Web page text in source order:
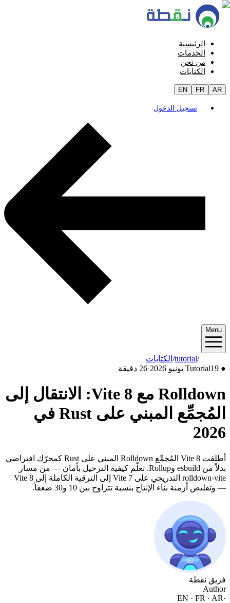
الرئيسية
الخدمات
من نحن
الكتابات
EN FR AR
تسجيل الدخول
Menu
الكتابات/tutorial
●
Tutorial19 يونيو 2026 ·26 دقيقة
Rolldown مع Vite 8: الانتقال إلى
المُجمِّع المبني على Rust في
2026
أطلقت Vite 8 المُجمِّع Rolldown المبني على Rust كمحرّك افتراضي
بدلاً من esbuild وRollup. تعلّم كيفية الترحيل بأمان — من مسار
rolldown-vite التدريجي على Vite 7 إلى الترقية الكاملة إلى Vite 8
— وتقليص أزمنة بناء الإنتاج بنسبة تتراوح بين 10 و30 ضعفاً.
فريق نقطة
Author
EN · FR · AR